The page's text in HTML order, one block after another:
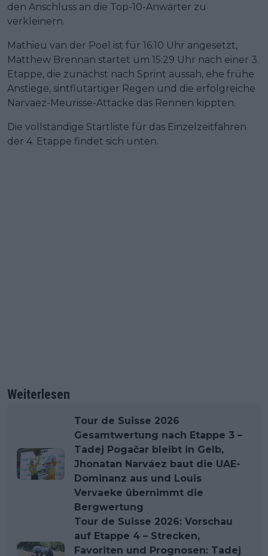
den Anschluss an die Top-10-Anwärter zu
verkleinern.
Mathieu van der Poel ist für 16:10 Uhr angesetzt,
Matthew Brennan startet um 15:29 Uhr nach einer 3.
Etappe, die zunächst nach Sprint aussah, ehe frühe
Anstiege, sintflutartiger Regen und die erfolgreiche
Narvaez-Meurisse-Attacke das Rennen kippten.
Die vollständige Startliste für das Einzelzeitfahren
der 4. Etappe findet sich unten.
Weiterlesen
Tour de Suisse 2026
Gesamtwertung nach Etappe 3 –
Tadej Pogačar bleibt in Gelb,
Jhonatan Narváez baut die UAE-
Dominanz aus und Louis
Vervaeke übernimmt die
Bergwertung
Tour de Suisse 2026: Vorschau
auf Etappe 4 – Strecken,
Favoriten und Prognosen: Tadej